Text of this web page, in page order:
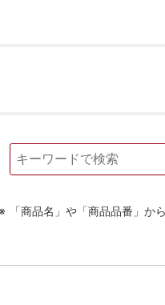
「商品名」や「商品品番」か